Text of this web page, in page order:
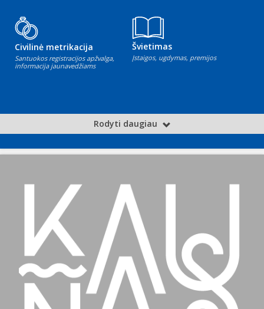
Civilinė metrikacija
Santuokos registracijos apžvalga,
informacija jaunavedžiams
Švietimas
Įstaigos, ugdymas, premijos
Rodyti daugiau